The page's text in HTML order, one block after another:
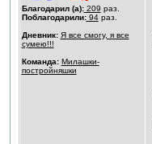
Благодарил (а):209 раз.
Поблагодарили:94раз.
Дневник: Я все смогу, я все
сумею!!!
Команда: Милашки-
постройняшки